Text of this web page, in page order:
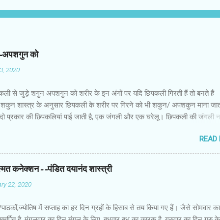
अपशगुन को
2020
से जुड़े शगुन अपशगुन को शरीर के इन अंगों पर यदि छिपकली गिरती हैं तो बनते हैं
शकुन शास्त्र के अनुसार छिपकली के शरीर पर गिरने को भी शकुन/ अपशकुन माना
दो प्रकार की छिपकलियां पाई जाती है, एक जंगली और एक घरेलू। छिपकली की जंगली
के शरीर पर गिरने को भी शकुन/अपशकुन माना जाता है। स्त्री के शरीर के बायें
के दाहिनी तरफ गिरना ठीक होता है। इसी प्रकार छिपकली का नीचे से ऊपर की ओर
है। ऊपर से नीचे की ओर गिरना अच्छा नहीं होता। रविवार या मंगलवार को लाल रंग की
शनिवार को काले रंग की छिपकली से कम हानि होती है। ✍🏻✍🏻🌷🌷👉🏻👉🏻 छिपकली
प्रतीक -- घर में छिपकली देखकर हम उसे भगाने लगते हैं, लेकिन वो कोई ऐसा जीव नहीं है
जीव-जंतुओं और मनुष्य को प्रकृति का एक अहम हिस्स...
READ
कनेक्शन--पंडित दयानंद शास्त्री
22, 2020
पाठकों,ज्योतिष में सप्ताह का हर दिन ग्रहों के हिसाब से तय किया गए हैं। जैसे सोमवार